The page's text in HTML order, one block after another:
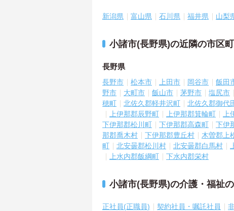
新潟県 富山県 石川県 福井県 山梨
小諸市(長野県)の近隣の市区
長野県
長野市 松本市 上田市 岡谷市 飯田
野市
大町市 飯山市 茅野市 塩尻市
穂町
北佐久郡軽井沢町 北佐久郡御代
上伊那郡辰野町
上伊那郡箕輪町 上
下伊那郡松川町
下伊那郡高森町 下伊
那郡喬木村
下伊那郡豊丘村 木曽郡上
町
北安曇郡松川村 北安曇郡白馬村
上水内郡飯綱町
下水内郡栄村
小諸市(長野県)の介護・福祉
正社員(正職員) 契約社員・嘱託社員